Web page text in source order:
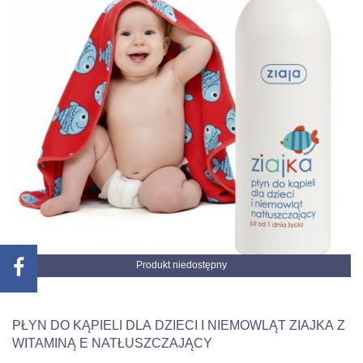
Produkt niedostępny
PŁYN DO KĄPIELI DLA DZIECI I NIEMOWLĄT ZIAJKA Z
WITAMINĄ E NATŁUSZCZAJĄCY